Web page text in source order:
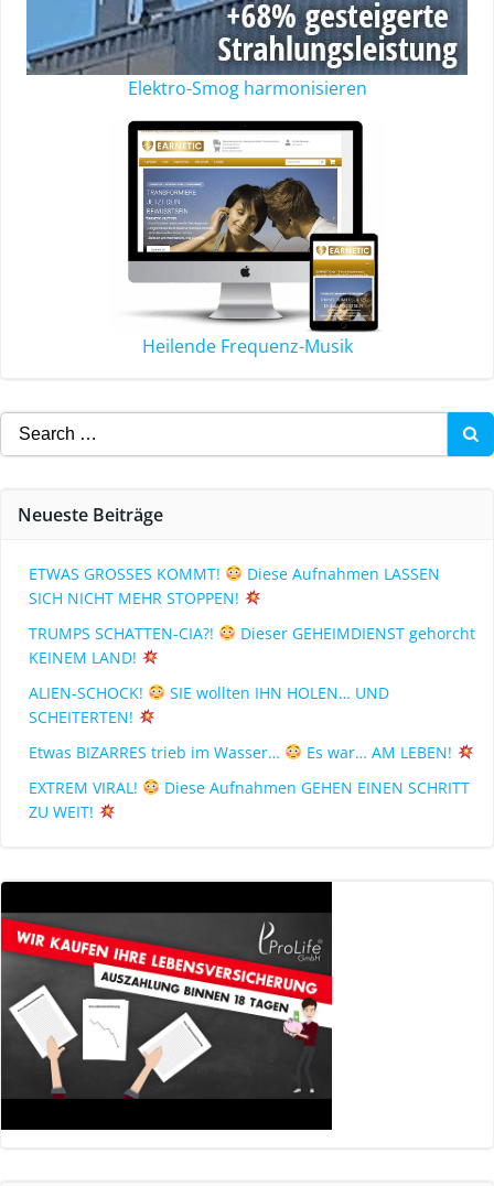
Elektro-Smog harmonisieren
Heilende Frequenz-Musik
Neueste Beiträge
ETWAS GROSSES KOMMT!
Diese Aufnahmen LASSEN
SICH NICHT MEHR STOPPEN!
TRUMPS SCHATTEN-CIA?!
Dieser GEHEIMDIENST gehorcht
KEINEM LAND!
ALIEN-SCHOCK!
SIE wollten IHN HOLEN… UND
SCHEITERTEN!
Etwas BIZARRES trieb im Wasser…
Es war… AM LEBEN!
EXTREM VIRAL!
Diese Aufnahmen GEHEN EINEN SCHRITT
ZU WEIT!